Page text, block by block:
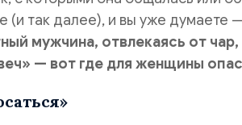
(и так далее), и вы уже думаете
мужчина, отвлекаясь от чар,
— вот где для женщины